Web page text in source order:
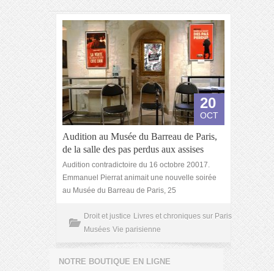
20
OCT
Audition au Musée du Barreau de Paris,
de la salle des pas perdus aux assises
Audition contradictoire du 16 octobre 20017.
Emmanuel Pierrat animait une nouvelle soirée
au Musée du Barreau de Paris, 25
Droit et justice Livres et chroniques sur Paris
Musées Vie parisienne
NOTRE BOUTIQUE EN LIGNE